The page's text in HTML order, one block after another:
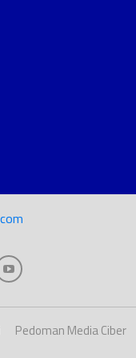
Pedoman Media Ciber